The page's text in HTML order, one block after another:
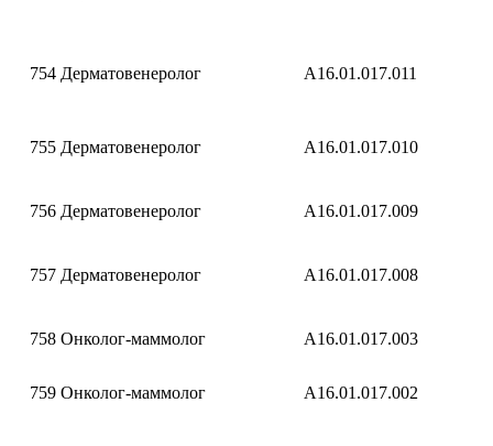
754 Дерматовенеролог A16.01.017.011
755 Дерматовенеролог A16.01.017.010
756 Дерматовенеролог A16.01.017.009
757 Дерматовенеролог A16.01.017.008
758 Онколог-маммолог A16.01.017.003
759 Онколог-маммолог A16.01.017.002